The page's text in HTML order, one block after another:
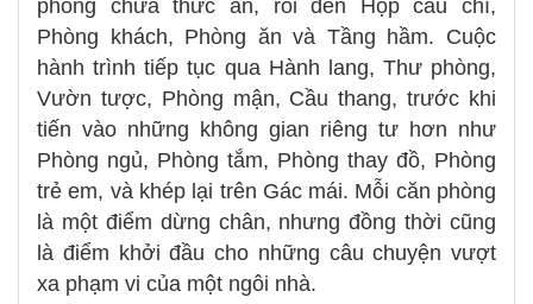
phòng chứa thức ăn, rồi đến Hộp cầu chì,
Phòng khách, Phòng ăn và Tầng hầm. Cuộc
hành trình tiếp tục qua Hành lang, Thư phòng,
Vườn tược, Phòng mận, Cầu thang, trước khi
tiến vào những không gian riêng tư hơn như
Phòng ngủ, Phòng tắm, Phòng thay đồ, Phòng
trẻ em, và khép lại trên Gác mái. Mỗi căn phòng
là một điểm dừng chân, nhưng đồng thời cũng
là điểm khởi đầu cho những câu chuyện vượt
xa phạm vi của một ngôi nhà.